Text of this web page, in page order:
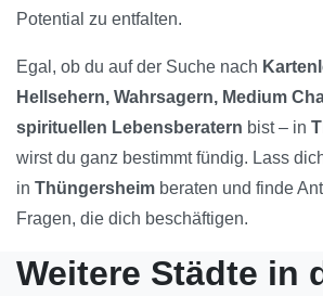
Potential zu entfalten.
Egal, ob du auf der Suche nach
Hellsehern, Wahrsagern, Medium
spirituellen Lebensberatern bist – in
wirst du ganz bestimmt fündig. Lass
in Thüngersheim beraten und finde
Fragen, die dich beschäftigen.
Weitere Städte in